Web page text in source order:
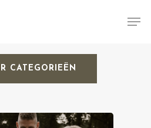
or ESC to close
CATEGORIEËN